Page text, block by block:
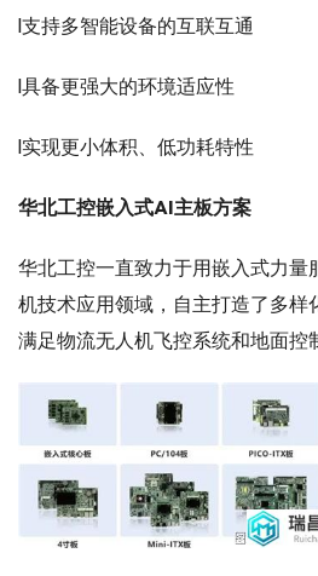
l支持多智能设备的互联互通
l具备更强大的环境适应性
l实现更小体积、低功耗特性
华北工控嵌入式AI主板方案
华北工控一直致力于用嵌入式力量
机技术应用领域，自主打造了多样
满足物流无人机飞控系统和地面控